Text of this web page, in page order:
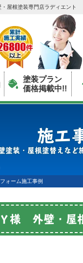
屋根塗装専門店ラディエント
塗装プラン
価格掲載中!!
施工
塗装・屋根塗替えなど
ォーム施工事例
様 外壁・屋